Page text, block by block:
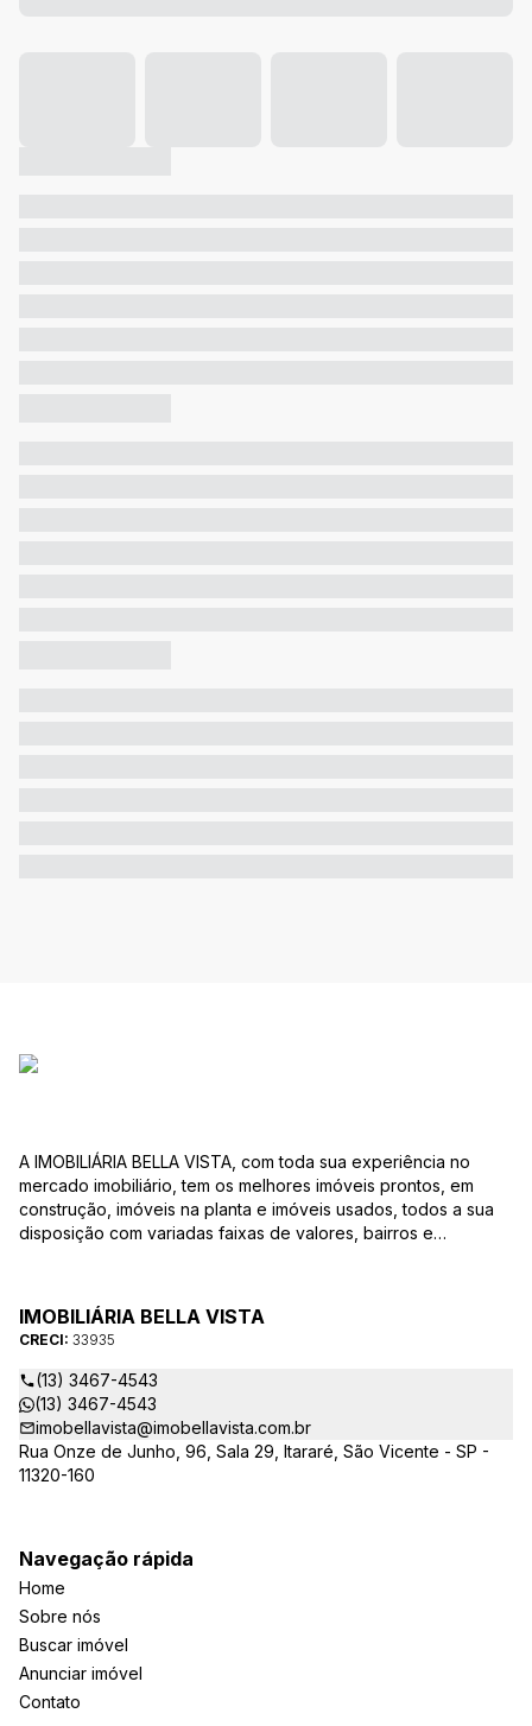
A IMOBILIÁRIA BELLA VISTA, com toda sua experiência no
mercado imobiliário, tem os melhores imóveis prontos, em
construção, imóveis na planta e imóveis usados, todos a sua
disposição com variadas faixas de valores, bairros e
ao CRECI-EE – estarão sempre prontos para responder-lhe
todas as suas dúvidas sobre casas, apartamentos, terrenos,
salas comerciais e outros produtos imobiliários.
IMOBILIÁRIA BELLA VISTA
CRECI: 33935
(13) 3467-4543
(13) 3467-4543
imobellavista@imobellavista.com.br
Rua Onze de Junho, 96, Sala 29, Itararé, São Vicente - SP -
11320-160
Navegação rápida
Home
Sobre nós
Buscar imóvel
Anunciar imóvel
Contato